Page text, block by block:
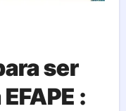
ser
: